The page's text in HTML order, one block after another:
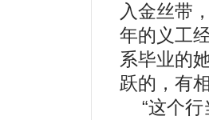
入金丝带
年的义工
系毕业的
跃的，有
“这个